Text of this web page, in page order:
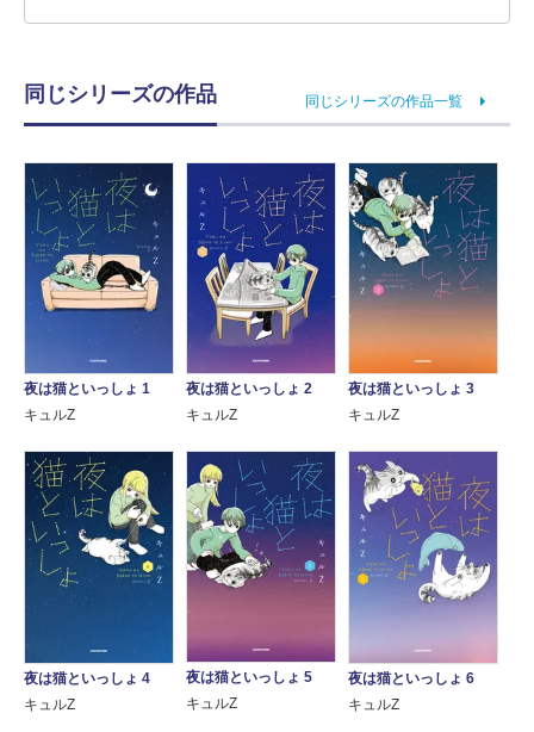
同じシリーズの作品 同じシリーズの作品一覧
夜は猫といっしょ 1
キュルZ
夜は猫といっしょ 2
キュルZ
夜は猫といっしょ 3
キュルZ
夜は猫といっしょ 4
キュルZ
夜は猫といっしょ 5
キュルZ
夜は猫といっしょ 6
キュルZ